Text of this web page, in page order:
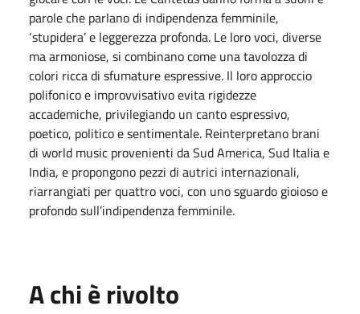
parole che parlano di indipendenza femminile,
‘stupidera’ e leggerezza profonda. Le loro voci, diverse
ma armoniose, si combinano come una tavolozza di
colori ricca di sfumature espressive. Il loro approccio
polifonico e improvvisativo evita rigidezze
accademiche, privilegiando un canto espressivo,
poetico, politico e sentimentale. Reinterpretano brani
di world music provenienti da Sud America, Sud Italia e
India, e propongono pezzi di autrici internazionali,
riarrangiati per quattro voci, con uno sguardo gioioso e
profondo sull’indipendenza femminile.
A chi è rivolto